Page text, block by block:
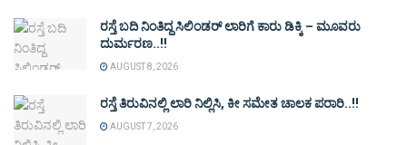
ರಸ್ತೆ ಬದಿ ನಿಂತಿದ್ದ ಸಿಲಿಂಡರ್ ಲಾರಿಗೆ ಕಾರು ಡಿಕ್ಕಿ – ಮೂವರು
ದುರ್ಮರಣ..!!
AUGUST 8, 2026
ರಸ್ತೆ ತಿರುವಿನಲ್ಲಿ ಲಾರಿ ನಿಲ್ಲಿಸಿ, ಕೀ ಸಮೇತ ಚಾಲಕ ಪರಾರಿ..!!
AUGUST 7, 2026